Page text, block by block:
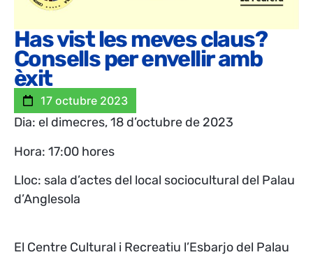
Has vist les meves claus?
Consells per envellir amb
èxit
17 octubre 2023
Dia: el dimecres, 18 d’octubre de 2023
Hora: 17:00 hores
Lloc: sala d’actes del local sociocultural del Palau
d’Anglesola
El Centre Cultural i Recreatiu l’Esbarjo del Palau